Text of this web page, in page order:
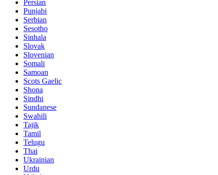
Persian
Punjabi
Serbian
Sesotho
Sinhala
Slovak
Slovenian
Somali
Samoan
Scots Gaelic
Shona
Sindhi
Sundanese
Swahili
Tajik
Tamil
Telugu
Thai
Ukrainian
Urdu